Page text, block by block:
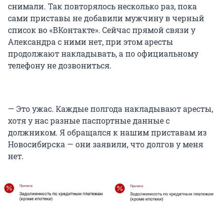
снимали. Так повторялось несколько раз, пока
сами приставы не добавили мужчину в черный
список во «ВКонтакте». Сейчас прямой связи у
Александра с ними нет, при этом аресты
продолжают накладывать, а по официальному
телефону не дозвониться.
— Это ужас. Каждые полгода накладывают аресты,
хотя у нас разные паспортные данные с
должником. Я обращался к нашим приставам из
Новосибирска — они заявили, что долгов у меня
нет.